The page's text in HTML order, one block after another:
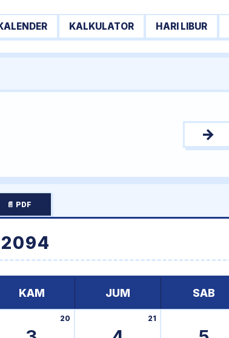
KALKULATOR HARI LIBUR
→
📄 PDF
2094
KAM JUM SAB
20 21